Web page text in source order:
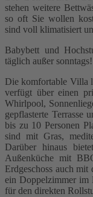
stehen weitere
so oft Sie wollen
sind voll klimatisiert
Babybett und
täglich außer sonntags!
Die komfortable Villa
verfügt über einen
Whirlpool,
gepflasterte Terrasse
bis zu 10 Personen
sind mit Gras,
Darüber hinaus
Außenküche mit
Erdgeschoss auch
ein Doppelzimmer im
für den direkten